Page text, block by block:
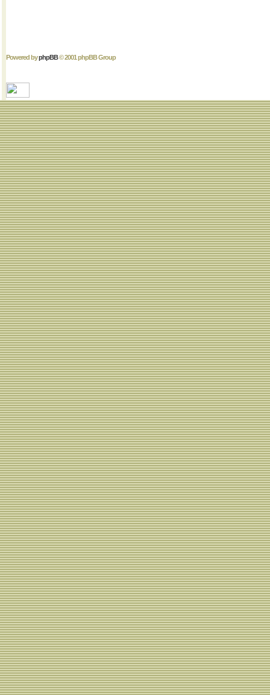
Powered byphpBB© 2001 phpBB Group